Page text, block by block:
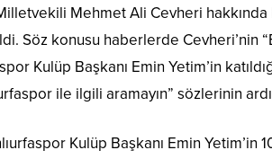
Mehmet Ali Cevheri
Söz konusu haberlerde Cevheri’nin
Kulüp Başkanı Emin Yetim’in
ile ilgili aramayın” sözlerinin
Kulüp Başkanı Emin Yetim’in